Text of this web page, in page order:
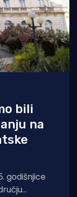
bili
na
godišnjice